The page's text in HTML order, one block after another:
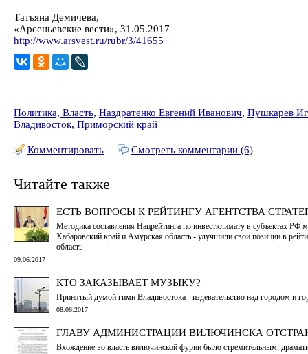
Татьяна Демичева,
«Арсеньевские вести», 31.05.2017
http://www.arsvest.ru/rubr/3/41655
Политика, Власть, Наздратенко Евгений Иванович, Пушкарев
Владивосток, Приморский край
Комментировать Смотреть комментарии (6)
Читайте также
ЕСТЬ ВОПРОСЫ К РЕЙТИНГУ АГЕНТСТВА
Методика составления Нацрейтинга по инвестклимату в субъектах РФ
Хабаровский край и Амурская область - улучшили свои позиции в
область
09.06.2017
КТО ЗАКАЗЫВАЕТ МУЗЫКУ?
Принятый думой гимн Владивостока - издевательство над городом и
08.06.2017
ГЛАВУ АДМИНИСТРАЦИИ ВИЛЮЧИНСКА
Вхождение во власть вилючинской фурии было стремительным,